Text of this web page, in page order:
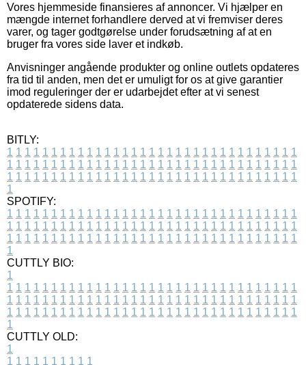
Vores hjemmeside finansieres af annoncer. Vi hjælper en
mængde internet forhandlere derved at vi fremviser deres
varer, og tager godtgørelse under forudsætning af at en
bruger fra vores side laver et indkøb.
Anvisninger angående produkter og online outlets opdateres
fra tid til anden, men det er umuligt for os at give garantier
imod reguleringer der er udarbejdet efter at vi senest
opdaterede sidens data.
BITLY:
1 1 1 1 1 1 1 1 1 1 1 1 1 1 1 1 1 1 1 1 1 1 1 1 1 1 1 1 1 1 1 1 1
1 1 1 1 1 1 1 1 1 1 1 1 1 1 1 1 1 1 1 1 1 1 1 1 1 1 1 1 1 1 1 1 1
1 1 1 1 1 1 1 1 1 1 1 1 1 1 1 1 1 1 1 1 1 1 1 1 1 1 1 1 1 1 1 1 1
1
SPOTIFY:
1 1 1 1 1 1 1 1 1 1 1 1 1 1 1 1 1 1 1 1 1 1 1 1 1 1 1 1 1 1 1 1 1
1 1 1 1 1 1 1 1 1 1 1 1 1 1 1 1 1 1 1 1 1 1 1 1 1 1 1 1 1 1 1 1 1
1 1 1 1 1 1 1 1 1 1 1 1 1 1 1 1 1 1 1 1 1 1 1 1 1 1 1 1 1 1 1 1 1
1
CUTTLY BIO:
1
1 1 1 1 1 1 1 1 1 1 1 1 1 1 1 1 1 1 1 1 1 1 1 1 1 1 1 1 1 1 1 1 1
1 1 1 1 1 1 1 1 1 1 1 1 1 1 1 1 1 1 1 1 1 1 1 1 1 1 1 1 1 1 1 1 1
1 1 1 1 1 1 1 1 1 1 1 1 1 1 1 1 1 1 1 1 1 1 1 1 1 1 1 1 1 1 1 1 1
1
CUTTLY OLD:
1
1 1 1 1 1 1 1 1 1 1